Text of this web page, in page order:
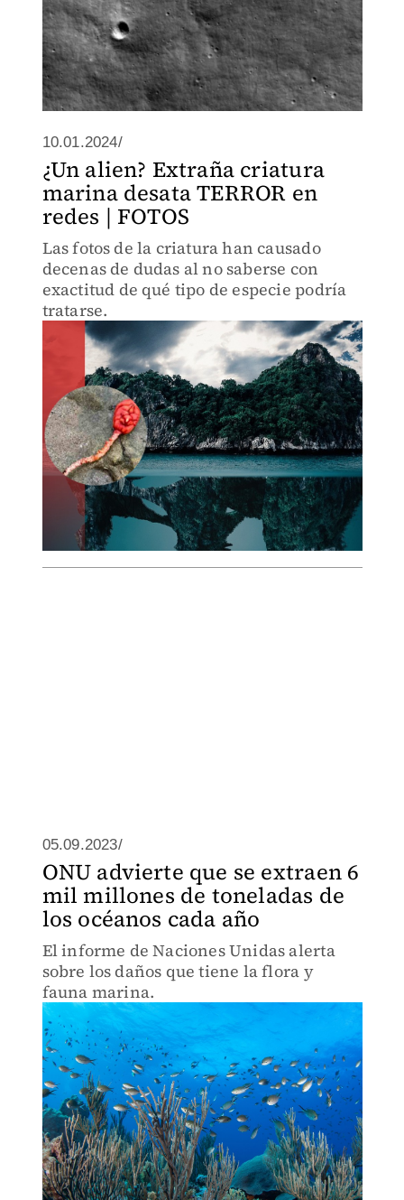
10.01.2024/
¿Un alien? Extraña criatura
marina desata TERROR en
redes | FOTOS
Las fotos de la criatura han causado
decenas de dudas al no saberse con
exactitud de qué tipo de especie podría
tratarse.
05.09.2023/
ONU advierte que se extraen 6
mil millones de toneladas de
los océanos cada año
El informe de Naciones Unidas alerta
sobre los daños que tiene la flora y
fauna marina.